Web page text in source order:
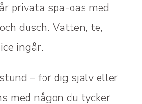
privata spa-oas med
dusch. Vatten, te,
ingår.
– för dig själv eller
med någon du tycker